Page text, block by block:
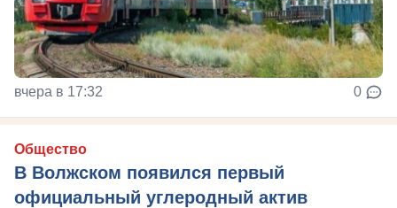
вчера в 17:32 0
Общество
В Волжском появился первый
официальный углеродный актив